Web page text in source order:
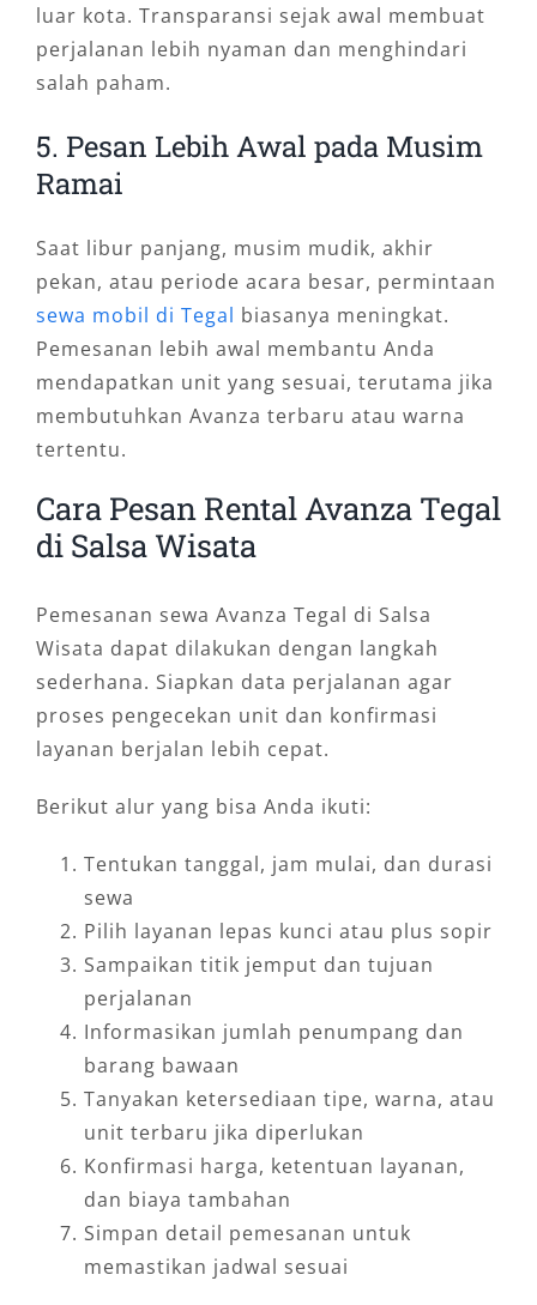
luar kota. Transparansi sejak awal membuat
perjalanan lebih nyaman dan menghindari
salah paham.
5. Pesan Lebih Awal pada Musim
Ramai
Saat libur panjang, musim mudik, akhir
pekan, atau periode acara besar, permintaan
sewa mobil di Tegal biasanya meningkat.
Pemesanan lebih awal membantu Anda
mendapatkan unit yang sesuai, terutama jika
membutuhkan Avanza terbaru atau warna
tertentu.
Cara Pesan Rental Avanza Tegal
di Salsa Wisata
Pemesanan sewa Avanza Tegal di Salsa
Wisata dapat dilakukan dengan langkah
sederhana. Siapkan data perjalanan agar
proses pengecekan unit dan konfirmasi
layanan berjalan lebih cepat.
Berikut alur yang bisa Anda ikuti:
Tentukan tanggal, jam mulai, dan durasi
sewa
Pilih layanan lepas kunci atau plus sopir
Sampaikan titik jemput dan tujuan
perjalanan
Informasikan jumlah penumpang dan
barang bawaan
Tanyakan ketersediaan tipe, warna, atau
unit terbaru jika diperlukan
Konfirmasi harga, ketentuan layanan,
dan biaya tambahan
Simpan detail pemesanan untuk
memastikan jadwal sesuai